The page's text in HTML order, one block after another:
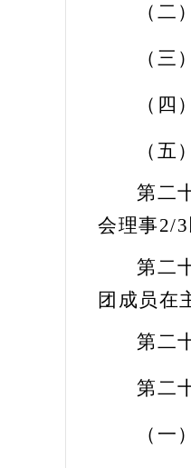
（二
（三
（四
（五
第二
会理事2/3
第二
团成员在
第二
第二
（一